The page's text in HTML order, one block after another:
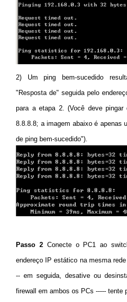
2) Um ping bem-sucedido
"Resposta de" seguida pelo
para a etapa 2. (Você deve
8.8.8.8; a imagem abaixo é apenas
de ping bem-sucedido").
Passo 2Conecte o PC1 ao
endereço IP estático na mesma
-- em seguida, desative ou
firewall em ambos os PCs ----- tente